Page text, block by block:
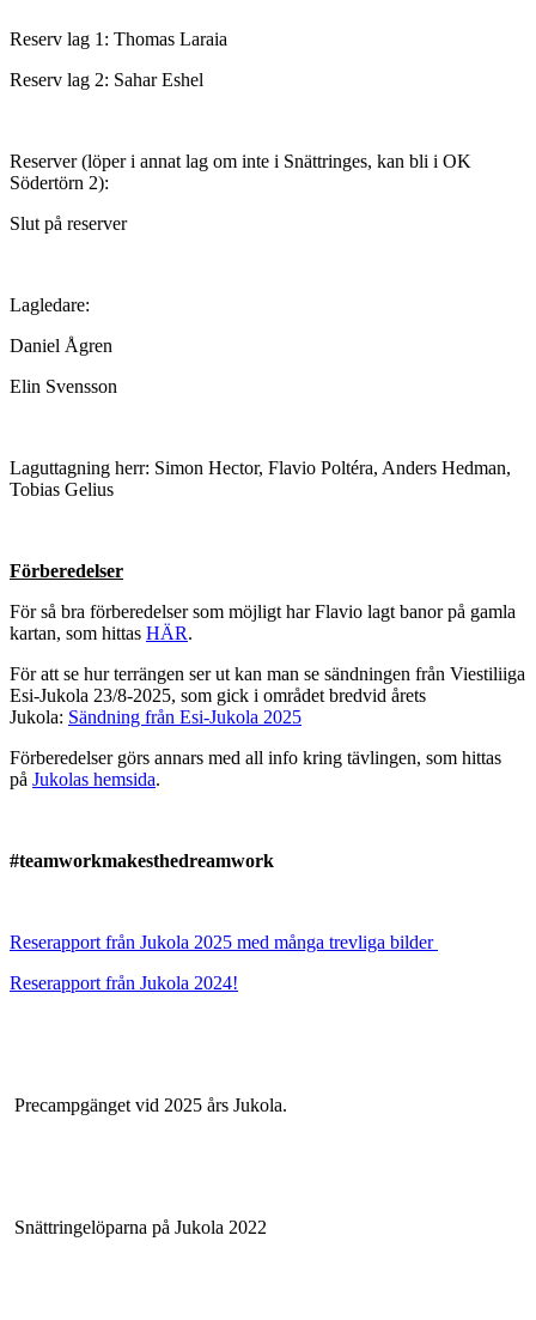
Reserv lag 1: Thomas Laraia
Reserv lag 2: Sahar Eshel
Reserver (löper i annat lag om inte i Snättringes, kan bli i OK
Södertörn 2):
Slut på reserver
Lagledare:
Daniel Ågren
Elin Svensson
Laguttagning herr: Simon Hector, Flavio Poltéra, Anders Hedman,
Tobias Gelius
Förberedelser
För så bra förberedelser som möjligt har Flavio lagt banor på gamla
kartan, som hittas HÄR.
För att se hur terrängen ser ut kan man se sändningen från Viestiliiga
Esi-Jukola 23/8-2025, som gick i området bredvid årets
Jukola: Sändning från Esi-Jukola 2025
Förberedelser görs annars med all info kring tävlingen, som hittas
på Jukolas hemsida.
#teamworkmakesthedreamwork
Reserapport från Jukola 2025 med många trevliga bilder
Reserapport från Jukola 2024!
Precampgänget vid 2025 års Jukola.
Snättringelöparna på Jukola 2022